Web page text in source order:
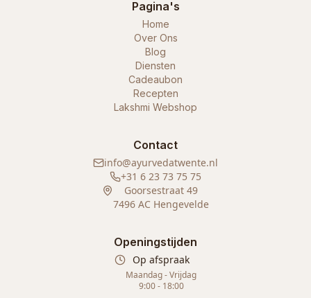
Pagina's
Home
Over Ons
Blog
Diensten
Cadeaubon
Recepten
Lakshmi Webshop
Contact
info@ayurvedatwente.nl
+31 6 23 73 75 75
Goorsestraat 49
7496 AC Hengevelde
Openingstijden
Op afspraak
Maandag - Vrijdag
9:00 - 18:00